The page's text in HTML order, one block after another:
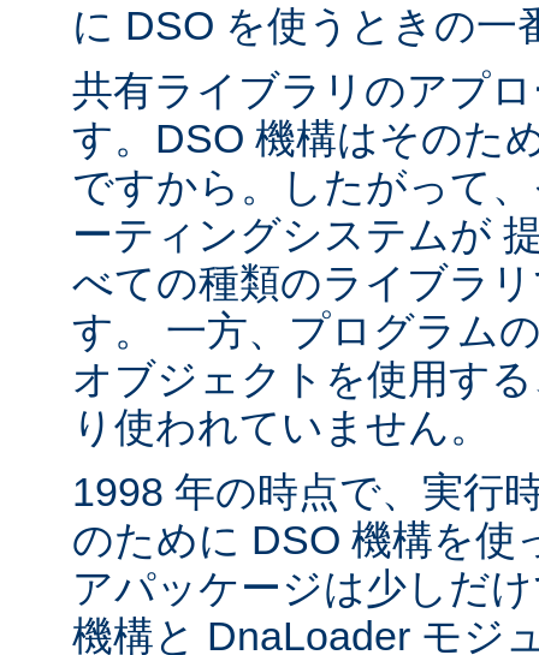
に DSO を使うときの一
共有ライブラリのアプ
す。DSO 機構はそのた
ですから。したがって
ーティングシステムが
べての種類のライブラ
す。 一方、プログラム
オブジェクトを使用す
り使われていません。
1998 年の時点で、実行
のために DSO 機構を使
アパッケージは少しだ
機構と DnaLoader モジ